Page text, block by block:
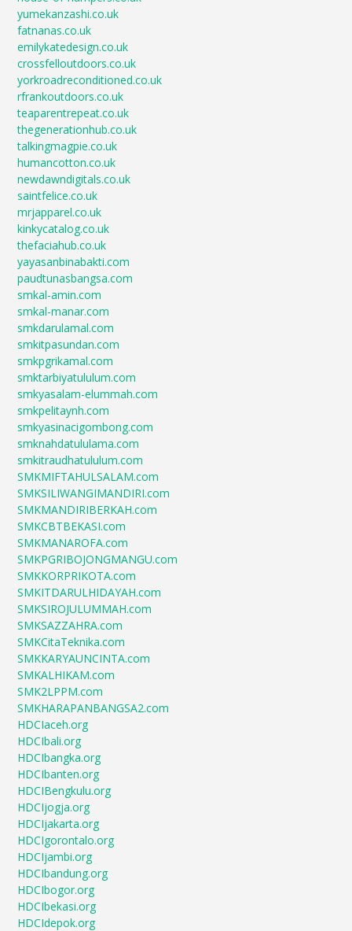
yumekanzashi.co.uk
fatnanas.co.uk
emilykatedesign.co.uk
crossfelloutdoors.co.uk
yorkroadreconditioned.co.uk
rfrankoutdoors.co.uk
teaparentrepeat.co.uk
thegenerationhub.co.uk
talkingmagpie.co.uk
humancotton.co.uk
newdawndigitals.co.uk
saintfelice.co.uk
mrjapparel.co.uk
kinkycatalog.co.uk
thefaciahub.co.uk
yayasanbinabakti.com
paudtunasbangsa.com
smkal-amin.com
smkal-manar.com
smkdarulamal.com
smkitpasundan.com
smkpgrikamal.com
smktarbiyatululum.com
smkyasalam-elummah.com
smkpelitaynh.com
smkyasinacigombong.com
smknahdatululama.com
smkitraudhatululum.com
SMKMIFTAHULSALAM.com
SMKSILIWANGIMANDIRI.com
SMKMANDIRIBERKAH.com
SMKCBTBEKASI.com
SMKMANAROFA.com
SMKPGRIBOJONGMANGU.com
SMKKORPRIKOTA.com
SMKITDARULHIDAYAH.com
SMKSIROJULUMMAH.com
SMKSAZZAHRA.com
SMKCitaTeknika.com
SMKKARYAUNCINTA.com
SMKALHIKAM.com
SMK2LPPM.com
SMKHARAPANBANGSA2.com
HDCIaceh.org
HDCIbali.org
HDCIbangka.org
HDCIbanten.org
HDCIBengkulu.org
HDCIjogja.org
HDCIjakarta.org
HDCIgorontalo.org
HDCIjambi.org
HDCIbandung.org
HDCIbogor.org
HDCIbekasi.org
HDCIdepok.org